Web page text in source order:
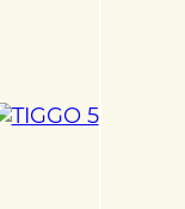
5(Чери
гарантия